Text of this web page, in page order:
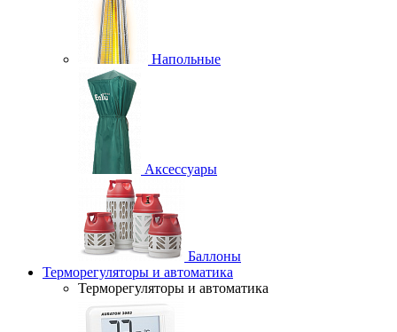
Напольные
Аксессуары
Баллоны
Терморегуляторы и автоматика
Терморегуляторы и автоматика